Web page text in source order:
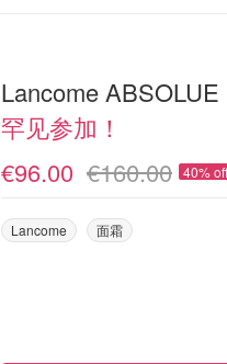
Lancome
罕见参加！
€96.00 €160.00 40% off
Lancome 面霜